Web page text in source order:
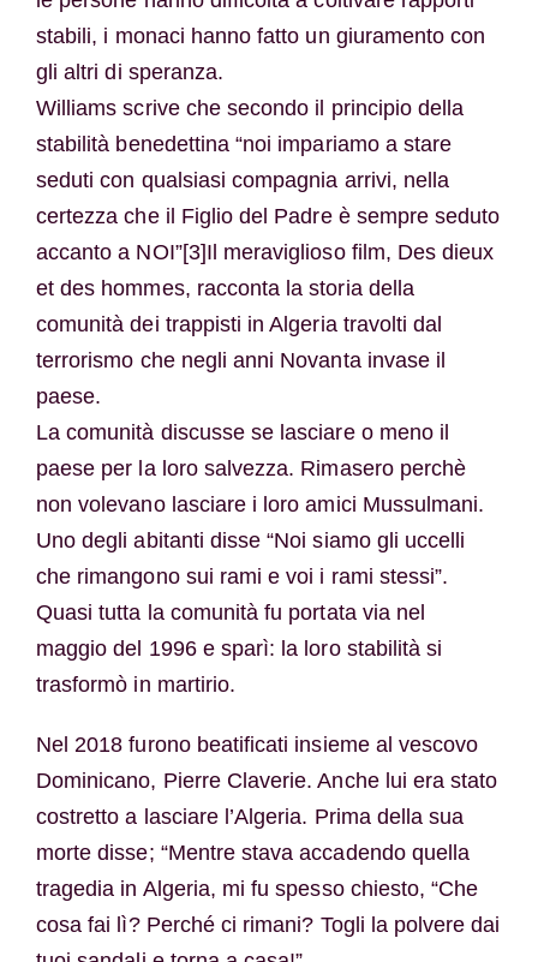
stabili, i monaci hanno fatto un giuramento con
gli altri di speranza.
Williams scrive che secondo il principio della
stabilità benedettina “noi impariamo a stare
seduti con qualsiasi compagnia arrivi, nella
certezza che il Figlio del Padre è sempre seduto
accanto a NOI”[3]Il meraviglioso film, Des dieux
et des hommes, racconta la storia della
comunità dei trappisti in Algeria travolti dal
terrorismo che negli anni Novanta invase il
paese.
La comunità discusse se lasciare o meno il
paese per la loro salvezza. Rimasero perchè
non volevano lasciare i loro amici Mussulmani.
Uno degli abitanti disse “Noi siamo gli uccelli
che rimangono sui rami e voi i rami stessi”.
Quasi tutta la comunità fu portata via nel
maggio del 1996 e sparì: la loro stabilità si
trasformò in martirio.
Nel 2018 furono beatificati insieme al vescovo
Dominicano, Pierre Claverie. Anche lui era stato
costretto a lasciare l’Algeria. Prima della sua
morte disse; “Mentre stava accadendo quella
tragedia in Algeria, mi fu spesso chiesto, “Che
cosa fai lì? Perché ci rimani? Togli la polvere dai